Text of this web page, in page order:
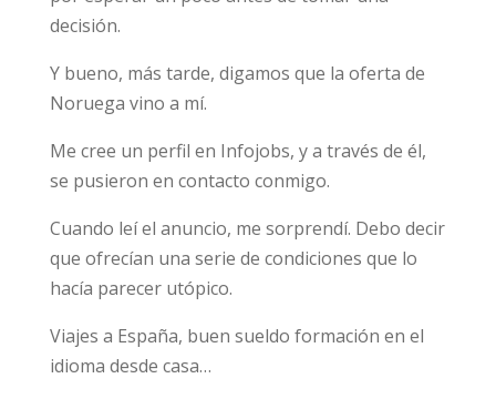
decisión.
Y bueno, más tarde, digamos que la oferta de
Noruega vino a mí.
Me cree un perfil en Infojobs, y a través de él,
se pusieron en contacto conmigo.
Cuando leí el anuncio, me sorprendí. Debo decir
que ofrecían una serie de condiciones que lo
hacía parecer utópico.
Viajes a España, buen sueldo formación en el
idioma desde casa…